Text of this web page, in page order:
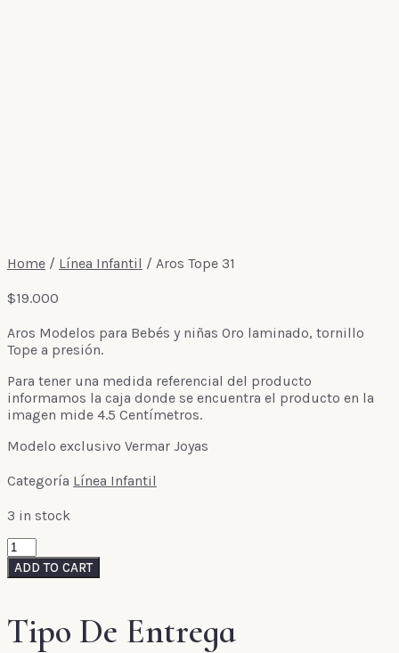
Home / Línea Infantil / Aros Tope 31
$19.000
Aros Modelos para Bebés y niñas Oro laminado, tornillo
Tope a presión.
Para tener una medida referencial del producto
informamos la caja donde se encuentra el producto en la
imagen mide 4.5 Centímetros.
Modelo exclusivo Vermar Joyas
Categoría Línea Infantil
3 in stock
Aros
Tope
31
ADD TO CART
Tipo De Entrega